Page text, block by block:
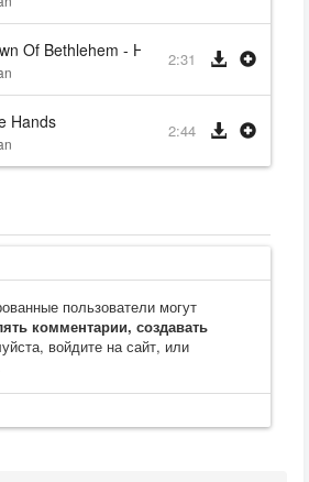
Of Bethlehem - Hark! The Herald Angels
2:31
Hands 2:44
пользователи могут
комментарии, создавать
войдите на сайт, или